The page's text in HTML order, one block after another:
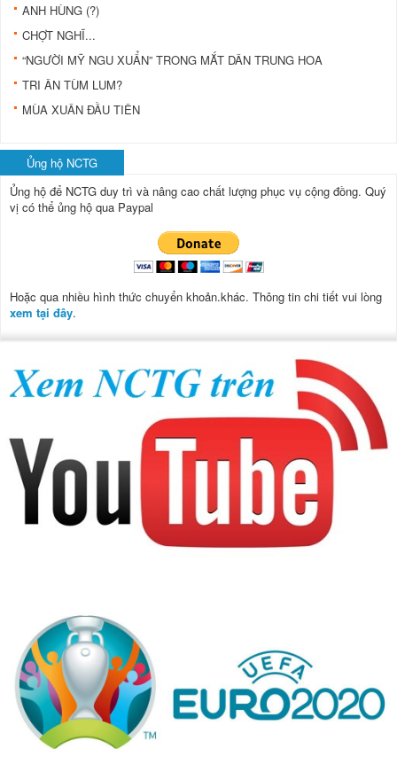
ANH HÙNG (?)
CHỢT NGHĨ...
“NGƯỜI MỸ NGU XUẨN” TRONG MẮT DÂN TRUNG HOA
TRI ÂN TÙM LUM?
MÙA XUÂN ĐẦU TIÊN
Ủng hộ NCTG
Ủng hộ để NCTG duy trì và nâng cao chất lượng phục vụ cộng đồng. Quý
vị có thể ủng hộ qua Paypal
Hoặc qua nhiều hình thức chuyển khoản.khác. Thông tin chi tiết vui lòng
xem tại đây.